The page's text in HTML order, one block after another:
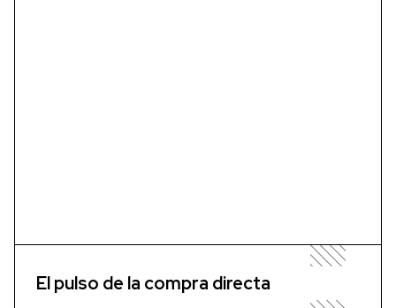
El pulso de la compra directa